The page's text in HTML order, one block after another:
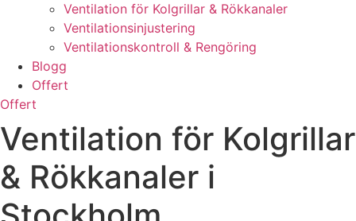
Ventilation för Kolgrillar & Rökkanaler
Ventilationsinjustering
Ventilationskontroll & Rengöring
Blogg
Offert
Offert
Ventilation för Kolgrillar
& Rökkanaler i